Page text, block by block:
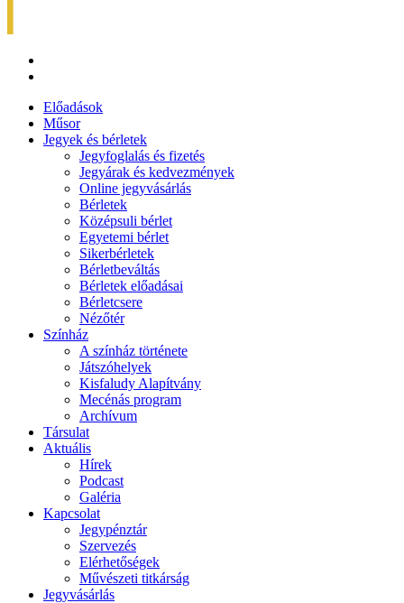
Előadások
Műsor
Jegyek és bérletek
Jegyfoglalás és fizetés
Jegyárak és kedvezmények
Online jegyvásárlás
Bérletek
Középsuli bérlet
Egyetemi bérlet
Sikerbérletek
Bérletbeváltás
Bérletek előadásai
Bérletcsere
Nézőtér
Színház
A színház története
Játszóhelyek
Kisfaludy Alapítvány
Mecénás program
Archívum
Társulat
Aktuális
Hírek
Podcast
Galéria
Kapcsolat
Jegypénztár
Szervezés
Elérhetőségek
Művészeti titkárság
Jegyvásárlás